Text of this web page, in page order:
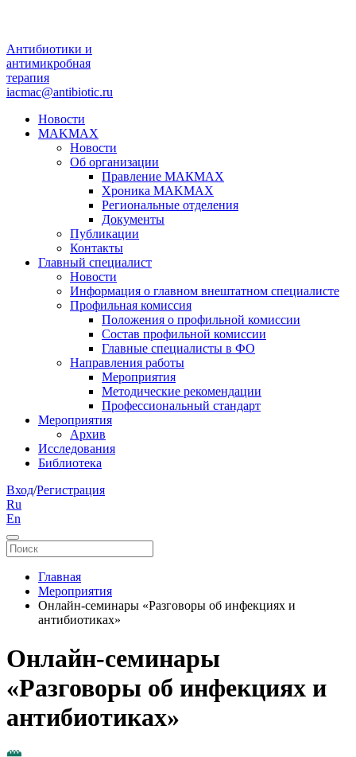
Антибиотики и
антимикробная
терапия
iacmac@antibiotic.ru
Новости
MAKMAX
Новости
Об организации
Правление МАКМАХ
Хроника MAKMAX
Региональные отделения
Документы
Публикации
Контакты
Главный специалист
Новости
Информация о главном внештатном специалисте
Профильная комиссия
Положения о профильной комиссии
Состав профильной комиссии
Главные специалисты в ФО
Направления работы
Мероприятия
Методические рекомендации
Профессиональный стандарт
Мероприятия
Архив
Исследования
Библиотека
Вход/Регистрация
Ru
En
Главная
Мероприятия
Онлайн-семинары «Разговоры об инфекциях и
антибиотиках»
Онлайн-семинары
«Разговоры об инфекциях и
антибиотиках»